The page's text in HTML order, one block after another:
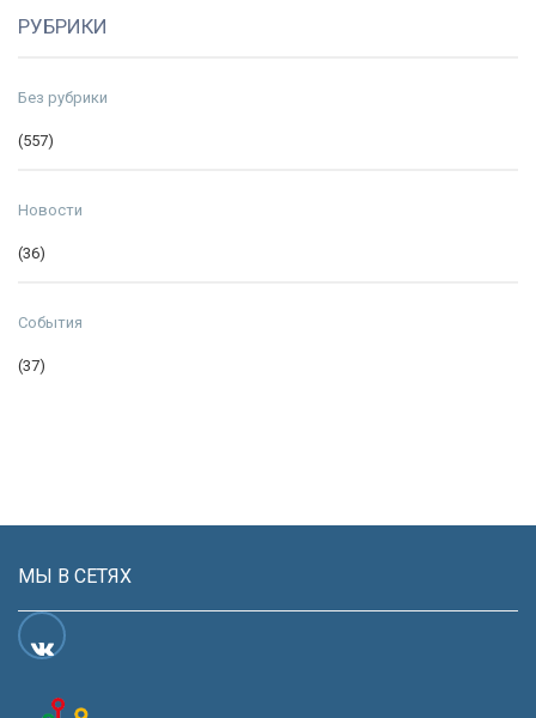
РУБРИКИ
Без рубрики
(557)
Новости
(36)
События
(37)
МЫ В СЕТЯХ